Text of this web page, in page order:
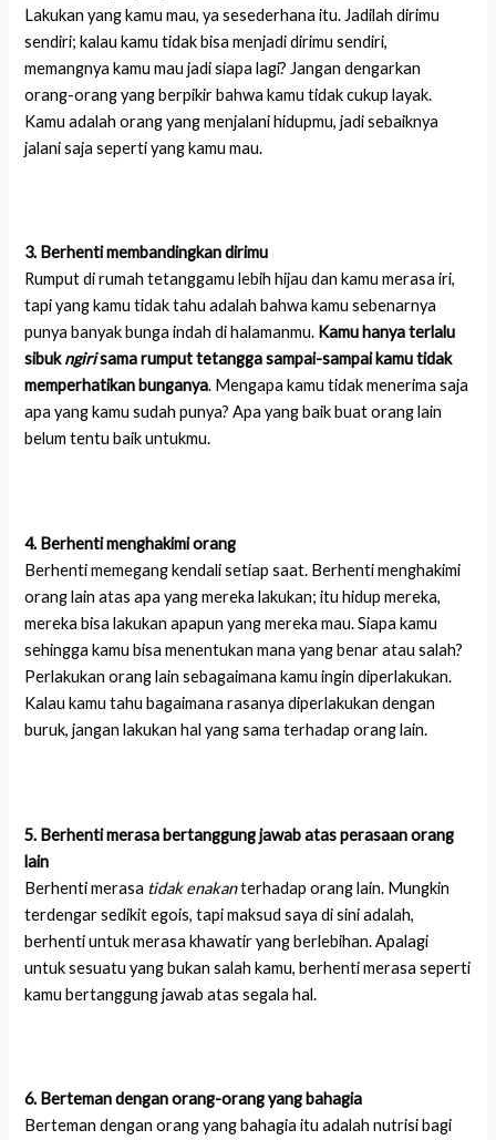
Lakukan yang kamu mau, ya sesederhana itu. Jadilah dirimu
sendiri; kalau kamu tidak bisa menjadi dirimu sendiri,
memangnya kamu mau jadi siapa lagi? Jangan dengarkan
orang-orang yang berpikir bahwa kamu tidak cukup layak.
Kamu adalah orang yang menjalani hidupmu, jadi sebaiknya
jalani saja seperti yang kamu mau.
3. Berhenti membandingkan dirimu
Rumput di rumah tetanggamu lebih hijau dan kamu merasa iri,
tapi yang kamu tidak tahu adalah bahwa kamu sebenarnya
punya banyak bunga indah di halamanmu. Kamu hanya terlalu
sibukngirisama rumput tetangga sampai-sampai kamu tidak
memperhatikan bunganya. Mengapa kamu tidak menerima saja
apa yang kamu sudah punya? Apa yang baik buat orang lain
belum tentu baik untukmu.
4. Berhenti menghakimi orang
Berhenti memegang kendali setiap saat. Berhenti menghakimi
orang lain atas apa yang mereka lakukan; itu hidup mereka,
mereka bisa lakukan apapun yang mereka mau. Siapa kamu
sehingga kamu bisa menentukan mana yang benar atau salah?
Perlakukan orang lain sebagaimana kamu ingin diperlakukan.
Kalau kamu tahu bagaimana rasanya diperlakukan dengan
buruk, jangan lakukan hal yang sama terhadap orang lain.
5. Berhenti merasa bertanggung jawab atas perasaan orang
lain
Berhenti merasa tidak enakanterhadap orang lain. Mungkin
terdengar sedikit egois, tapi maksud saya di sini adalah,
berhenti untuk merasa khawatir yang berlebihan. Apalagi
untuk sesuatu yang bukan salah kamu, berhenti merasa seperti
kamu bertanggung jawab atas segala hal.
6. Berteman dengan orang-orang yang bahagia
Berteman dengan orang yang bahagia itu adalah nutrisi bagi